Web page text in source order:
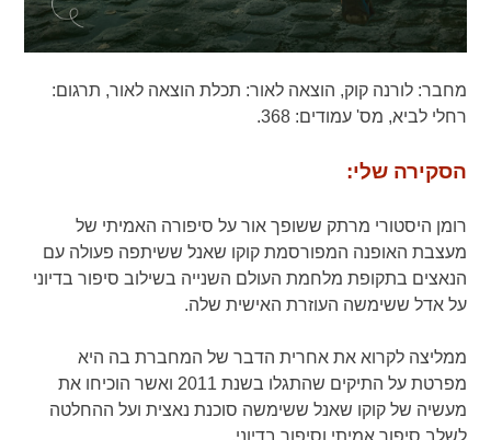
מחבר:לורנה קוק, הוצאה לאור: תכלת הוצאה לאור, תרגום:
רחלי לביא, מס' עמודים: 368.
הסקירה שלי:
רומן היסטורי מרתק ששופך אור על סיפורה האמיתי של
מעצבת האופנה המפורסמת קוקו שאנל ששיתפה פעולה עם
הנאצים בתקופת מלחמת העולם השנייה בשילוב סיפור בדיוני
על אדל ששימשה העוזרת האישית שלה.
ממליצה לקרוא את אחרית הדבר של המחברת בה היא
מפרטת על התיקים שהתגלו בשנת 2011 ואשר הוכיחו את
מעשיה של קוקו שאנל ששימשה סוכנת נאצית ועל ההחלטה